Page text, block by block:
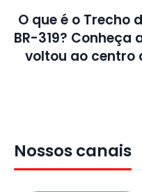
O que é o Trecho
BR-319? Conheça
voltou ao centro
Nossos canais